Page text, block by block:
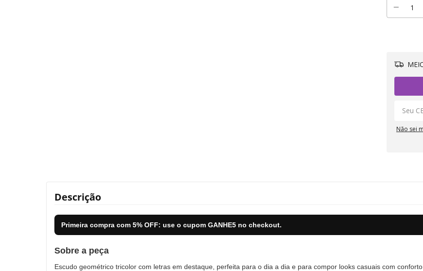
Não sei
Descrição
Primeira compra com 5% OFF: use o cupom GANHE5 no checkout.
Sobre a peça
Escudo geométrico tricolor com letras em destaque, perfeita para o dia a dia e para compor looks casuais com